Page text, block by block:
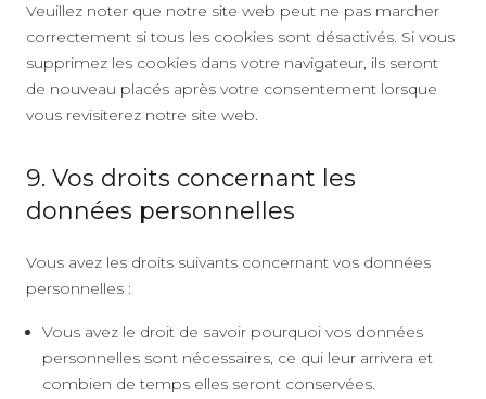
Veuillez noter que notre site web peut ne pas marcher
correctement si tous les cookies sont désactivés. Si vous
supprimez les cookies dans votre navigateur, ils seront
de nouveau placés après votre consentement lorsque
vous revisiterez notre site web.
9. Vos droits concernant les
données personnelles
Vous avez les droits suivants concernant vos données
personnelles :
Vous avez le droit de savoir pourquoi vos données
personnelles sont nécessaires, ce qui leur arrivera et
combien de temps elles seront conservées.